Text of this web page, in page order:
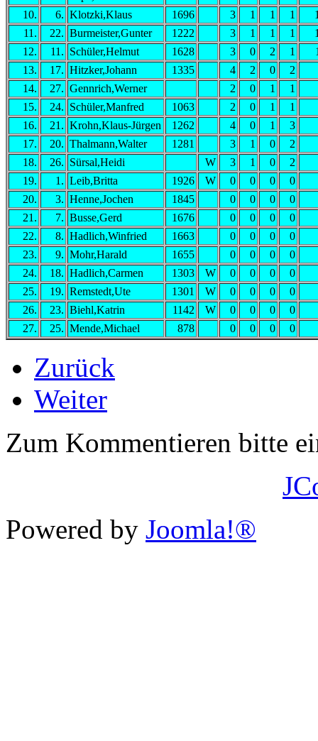
10.
6. Klotzki,Klaus 1696 3 1 1 1
11.
22. Burmeister,Gunter 1222 3 1 1 1
12.
11. Schüler,Helmut 1628 3 0 2 1
13.
17. Hitzker,Johann 1335 4 2 0
2
14.
27. Gennrich,Werner 2 0 1
1
15.
24. Schüler,Manfred 1063 2 0 1
1
16.
21. Krohn,Klaus-Jürgen 1262 4 0 1
3
17.
20. Thalmann,Walter 1281 3 1 0
2
18.
26. Sürsal,Heidi W 3 1 0
2
19.
1. Leib,Britta 1926 W 0 0 0
0
20.
3. Henne,Jochen 1845 0 0 0
0
21.
7. Busse,Gerd 1676 0 0 0
0
22.
8. Hadlich,Winfried 1663 0 0 0
0
23.
9. Mohr,Harald 1655 0 0 0
0
24.
18. Hadlich,Carmen 1303 W 0 0 0
0
25.
19. Remstedt,Ute 1301 W 0 0 0
0
26.
23. Biehl,Katrin 1142 W 0 0 0
0
27.
25. Mende,Michael 878 0 0 0 0
Zurück
Weiter
Zum Kommentieren bitte
Powered by Joomla!®